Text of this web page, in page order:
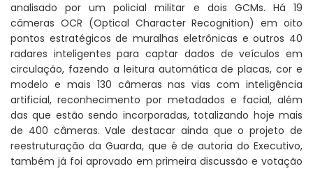
analisado por um policial militar e dois GCMs. Há 19
câmeras OCR (Optical Character Recognition) em oito
pontos estratégicos de muralhas eletrônicas e outros 40
radares inteligentes para captar dados de veículos em
circulação, fazendo a leitura automática de placas, cor e
modelo e mais 130 câmeras nas vias com inteligência
artificial, reconhecimento por metadados e facial, além
das que estão sendo incorporadas, totalizando hoje mais
de 400 câmeras. Vale destacar ainda que o projeto de
reestruturação da Guarda, que é de autoria do Executivo,
também já foi aprovado em primeira discussão e votação